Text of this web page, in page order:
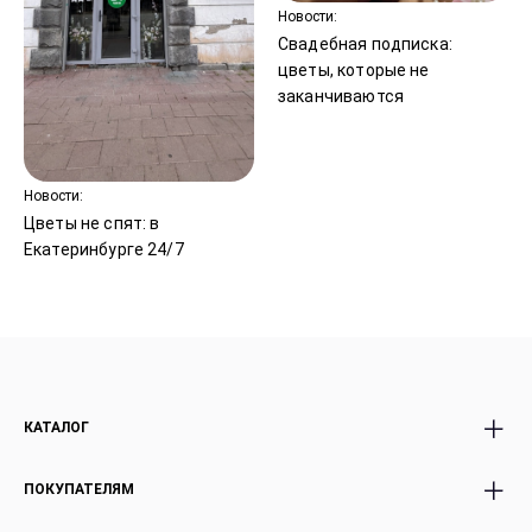
Новости:
Цветы не спят: в
Екатеринбурге 24/7
Новости:
Свадебная подписка:
цветы, которые не
заканчиваются
КАТАЛОГ
Розы
ПОКУПАТЕЛЯМ